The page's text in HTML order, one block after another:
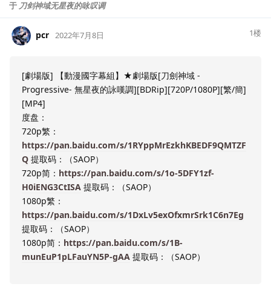
于 刀剑神域无星夜的咏叹调
pcr 2022年7月8日 1楼
[劇場版] 【動漫國字幕組】★劇場版[刀劍神域 -
Progressive- 無星夜的詠嘆調][BDRip][720P/1080P][繁/簡]
[MP4]
度盘：
720p繁：
https://pan.baidu.com/s/1RYppMrEzkhKBEDF9QMTZF
Q 提取码：（SAOP）
720p简： https://pan.baidu.com/s/1o-5DFY1zf-
H0iENG3CtISA 提取码：（SAOP）
1080p繁：
https://pan.baidu.com/s/1DxLv5exOfxmrSrk1C6n7Eg
提取码：（SAOP）
1080p简： https://pan.baidu.com/s/1B-
munEuP1pLFauYN5P-gAA 提取码：（SAOP）